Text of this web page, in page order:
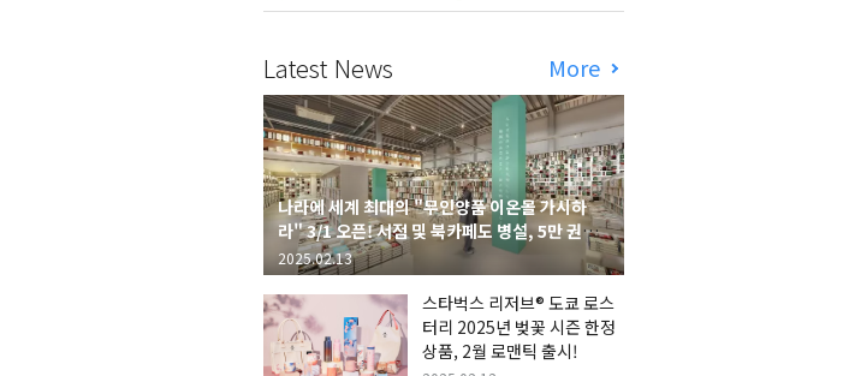
Latest News More
나라에 세계 최대의 "무인양품 이온몰 가시하
라" 3/1 오픈! 서점 및 북카페도 병설, 5만 권의
"가시하라 서점"도 출점
2025.02.13
스타벅스 리저브® 도쿄 로스
터리 2025년 벚꽃 시즌 한정
상품, 2월 로맨틱 출시!